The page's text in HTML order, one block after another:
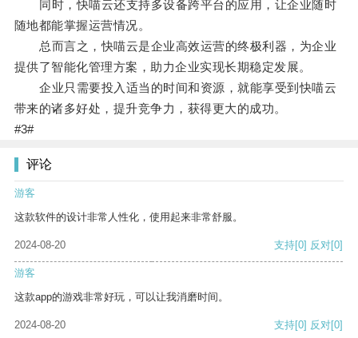
同时，快喵云还支持多设备跨平台的应用，让企业随时
随地都能掌握运营情况。
总而言之，快喵云是企业高效运营的终极利器，为企业
提供了智能化管理方案，助力企业实现长期稳定发展。
企业只需要投入适当的时间和资源，就能享受到快喵云
带来的诸多好处，提升竞争力，获得更大的成功。
#3#
评论
游客
这款软件的设计非常人性化，使用起来非常舒服。
2024-08-20 支持[0] 反对[0]
游客
这款app的游戏非常好玩，可以让我消磨时间。
2024-08-20 支持[0] 反对[0]